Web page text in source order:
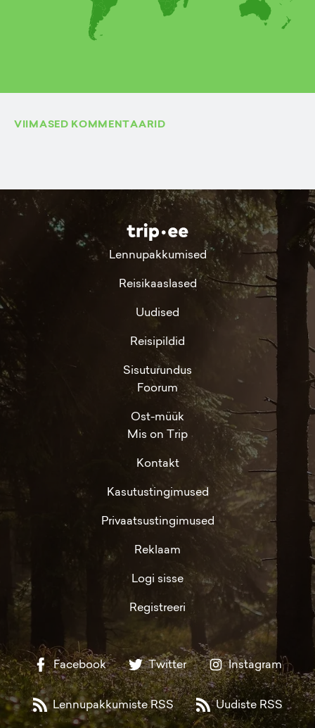
VIIMASED KOMMENTAARID
Lennupakkumised
Reisikaaslased
Uudised
Reisipildid
Sisuturundus
Foorum
Ost-müük
Mis on Trip
Kontakt
Kasutustingimused
Privaatsustingimused
Reklaam
Logi sisse
Registreeri
Facebook Twitter Instagram
Lennupakkumiste RSS Uudiste RSS